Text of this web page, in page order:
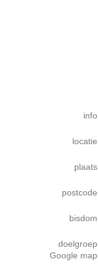
info
locatie
plaats
postcode
bisdom
doelgroep
Google map